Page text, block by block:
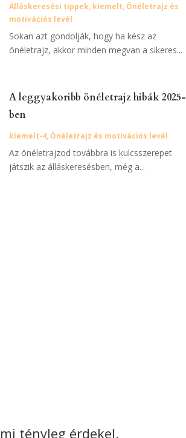
Álláskeresési tippek, kiemelt, Önéletrajz és
motivációs levél
Sokan azt gondolják, hogy ha kész az
önéletrajz, akkor minden megvan a sikeres...
A leggyakoribb önéletrajz hibák 2025-
ben
kiemelt-4, Önéletrajz és motivációs levél
Az önéletrajzod továbbra is kulcsszerepet
játszik az álláskeresésben, még a...
tényleg érdekel.